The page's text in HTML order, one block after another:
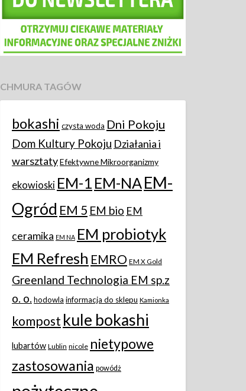
CHMURA TAGÓW
bokashi czysta woda Dni Pokoju
Dom Kultury Pokoju Działania i
warsztatyEfektywne Mikroorganizmy
ekowioski EM-1 EM-NAEM-
Ogród EM 5 EM bio EM
ceramika EM NA EM probiotyk
EM Refresh EMRO EM X Gold
Greenland Technologia EM sp.z
o. o.hodowla informacja do sklepu Kamionka
kompost kule bokashi
lubartów Lublin nicole nietypowe
zastosowania powódż